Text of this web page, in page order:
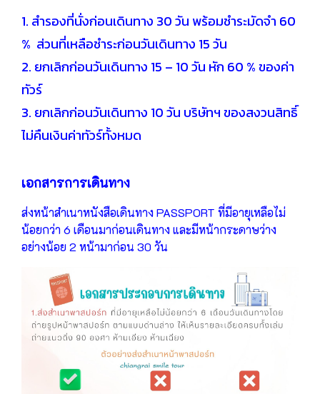
1. สำรองที่นั่งก่อนเดินทาง 30 วัน พร้อมชำระมัดจำ 60
% ส่วนที่เหลือชำระก่อนวันเดินทาง 15 วัน
2. ยกเลิกก่อนวันเดินทาง 15 – 10 วัน หัก 60 % ของค่า
ทัวร์
3. ยกเลิกก่อนวันเดินทาง 10 วัน บริษัทฯ ของสงวนสิทธิ์
ไม่คืนเงินค่าทัวร์ทั้งหมด
เอกสารการเดินทาง
ส่งหน้าสำเนาหนังสือเดินทาง PASSPORT ที่มีอายุเหลือไม่
น้อยกว่า 6 เดือนมาก่อนเดินทาง และมีหน้ากระดาษว่าง
อย่างน้อย 2 หน้ามาก่อน 30 วัน